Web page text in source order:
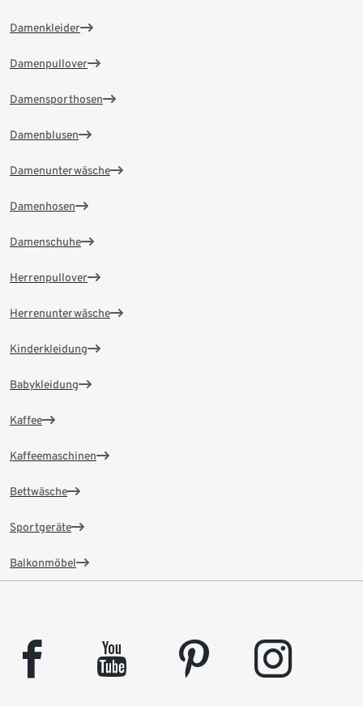
Damenkleider
Damenpullover
Damensporthosen
Damenblusen
Damenunterwäsche
Damenhosen
Damenschuhe
Herrenpullover
Herrenunterwäsche
Kinderkleidung
Babykleidung
Kaffee
Kaffeemaschinen
Bettwäsche
Sportgeräte
Balkonmöbel
facebook youtube pinterest instagram